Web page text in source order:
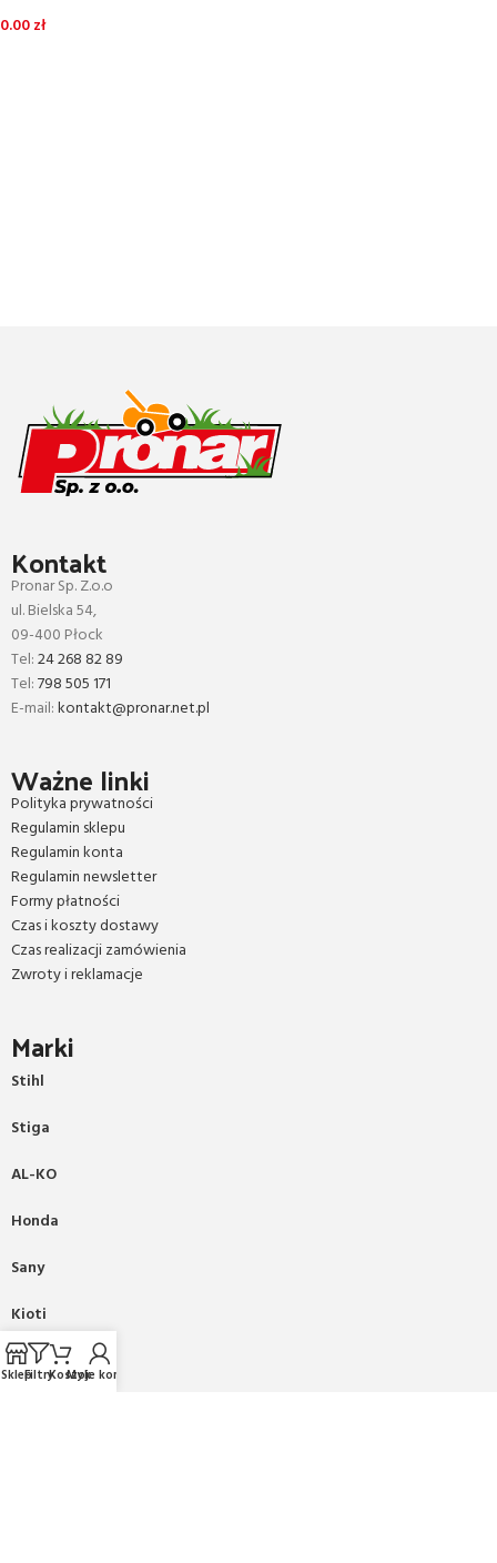
0.00zł
Kontakt
Pronar Sp. Z.o.o
ul. Bielska 54,
09-400 Płock
Tel:24 268 82 89
Tel:798 505 171
E-mail:kontakt@pronar.net.pl
Ważne linki
Polityka prywatności
Regulamin sklepu
Regulamin konta
Regulamin newsletter
Formy płatności
Czas i koszty dostawy
Czas realizacji zamówienia
Zwroty i reklamacje
Marki
Stihl
Stiga
AL-KO
Honda
Sany
Kioti
Fiskars
SklepFiltryKoszyk
Moje konto